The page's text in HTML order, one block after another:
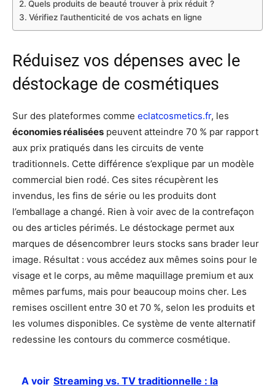
Quels produits de beauté trouver à prix réduit ?
Vérifiez l’authenticité de vos achats en ligne
Réduisez vos dépenses avec le
déstockage de cosmétiques
Sur des plateformes comme eclatcosmetics.fr, les
économies réalisées peuvent atteindre 70 % par rapport
aux prix pratiqués dans les circuits de vente
traditionnels. Cette différence s’explique par un modèle
commercial bien rodé. Ces sites récupèrent les
invendus, les fins de série ou les produits dont
l’emballage a changé. Rien à voir avec de la contrefaçon
ou des articles périmés. Le déstockage permet aux
marques de désencombrer leurs stocks sans brader leur
image. Résultat : vous accédez aux mêmes soins pour le
visage et le corps, au même maquillage premium et aux
mêmes parfums, mais pour beaucoup moins cher. Les
remises oscillent entre 30 et 70 %, selon les produits et
les volumes disponibles. Ce système de vente alternatif
redessine les contours du commerce cosmétique.
A voir Streaming vs. TV traditionnelle : la